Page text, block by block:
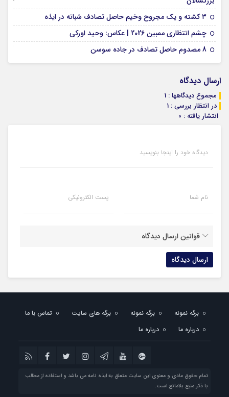
۳ کشته و یک مجروح وخیم حاصل تصادف شبانه در ایذه
چشم انتظاری ممبین 2026 | عکاس: وحید اورکی
8 مصدوم حاصل تصادف در جاده سوسن
ارسال دیدگاه
مجموع دیدگاهها : 1
در انتظار بررسی : 1
انتشار یافته : 0
دیدگاه خود را اینجا بنویسید
نام شما پست الکترونیکی
قوانین ارسال دیدگاه
برگه نمونه برگه نمونه برگه های سایت
تماس با ما
درباره ما
درباره ما
تمام حقوق مادی و معنوی این سایت متعلق به ایذه نامه می باشد و استفاده از مطالب
با ذکر منبع بلامانع است.